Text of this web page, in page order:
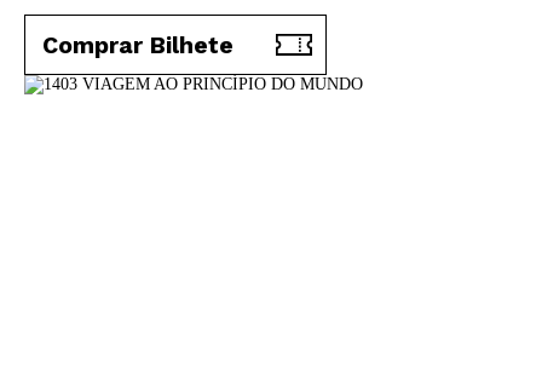
Comprar Bilhete